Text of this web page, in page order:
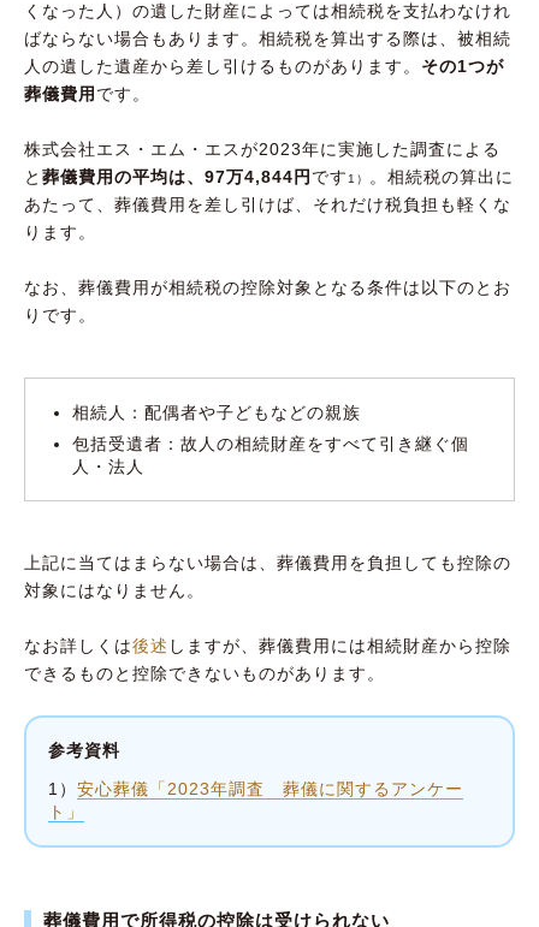
くなった人）の遺した財産によっては相続税を支払わなけれ
ばならない場合もあります。相続税を算出する際は、被相続
人の遺した遺産から差し引けるものがあります。 その1つが
葬儀費用 です。
株式会社エス・エム・エスが2023年に実施した調査による
と 葬儀費用の平均は、97万4,844円 です1） 。相続税の算出に
あたって、葬儀費用を差し引けば、それだけ税負担も軽くな
ります。
なお、葬儀費用が相続税の控除対象となる条件は以下のとお
りです。
相続人：配偶者や子どもなどの親族
包括受遺者：故人の相続財産をすべて引き継ぐ個
人・法人
上記に当てはまらない場合は、葬儀費用を負担しても控除の
対象にはなりません。
なお詳しくは後述 しますが、葬儀費用には相続財産から控除
できるものと控除できないものがあります。
参考資料
1） 安心葬儀「2023年調査 葬儀に関するアンケー
ト」
葬儀費用で所得税の控除は受けられない